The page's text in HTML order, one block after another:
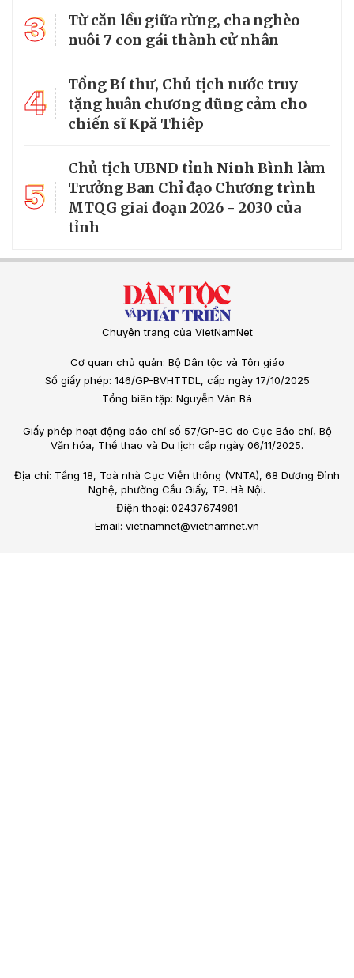
3
Từ căn lều giữa rừng, cha nghèo
nuôi 7 con gái thành cử nhân
4
Tổng Bí thư, Chủ tịch nước truy
tặng huân chương dũng cảm cho
chiến sĩ Kpă Thiêp
5
Chủ tịch UBND tỉnh Ninh Bình làm
Trưởng Ban Chỉ đạo Chương trình
MTQG giai đoạn 2026 - 2030 của
tỉnh
Chuyên trang của VietNamNet
Cơ quan chủ quản: Bộ Dân tộc và Tôn giáo
Số giấy phép: 146/GP-BVHTTDL, cấp ngày 17/10/2025
Tổng biên tập: Nguyễn Văn Bá
Giấy phép hoạt động báo chí số 57/GP-BC do Cục Báo chí, Bộ
Văn hóa, Thể thao và Du lịch cấp ngày 06/11/2025.
Địa chỉ: Tầng 18, Toà nhà Cục Viễn thông (VNTA), 68 Dương Đình
Nghệ, phường Cầu Giấy, TP. Hà Nội.
Điện thoại: 02437674981
Email: vietnamnet@vietnamnet.vn